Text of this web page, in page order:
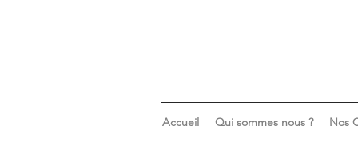
Accueil Qui sommes nous ? Nos